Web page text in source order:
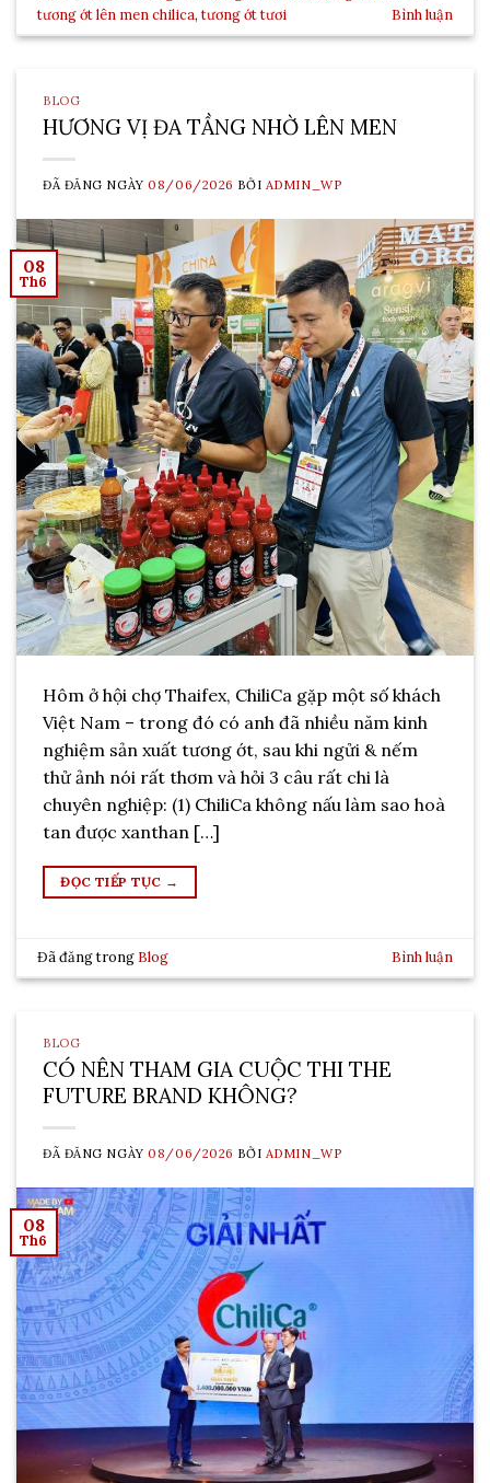
tương ớt lên men chilica,tương ớt tươi Bình luận
BLOG
HƯƠNG VỊ ĐA TẦNG NHỜ LÊN MEN
ĐÃ ĐĂNG NGÀY08/06/2026 BỞI ADMIN_WP
08
Th6
Hôm ở hội chợ Thaifex, ChiliCa gặp một số khách
Việt Nam – trong đó có anh đã nhiều năm kinh
nghiệm sản xuất tương ớt, sau khi ngửi & nếm
thử ảnh nói rất thơm và hỏi 3 câu rất chi là
chuyên nghiệp: (1) ChiliCa không nấu làm sao hoà
tan được xanthan […]
ĐỌC TIẾP TỤC →
Đã đăng trong Blog Bình luận
BLOG
CÓ NÊN THAM GIA CUỘC THI THE
FUTURE BRAND KHÔNG?
ĐÃ ĐĂNG NGÀY08/06/2026 BỞI ADMIN_WP
08
Th6